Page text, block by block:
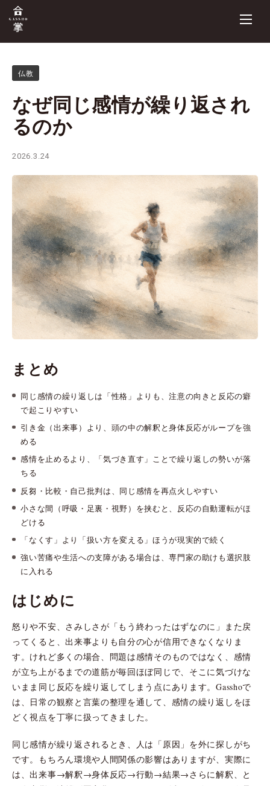
仏教
なぜ同じ感情が繰り返され
るのか
2026.3.24
まとめ
同じ感情の繰り返しは「性格」よりも、注意の向きと反応の癖
で起こりやすい
引き金（出来事）より、頭の中の解釈と身体反応がループを強
める
感情を止めるより、「気づき直す」ことで繰り返しの勢いが落
ちる
反芻・比較・自己批判は、同じ感情を再点火しやすい
小さな間（呼吸・足裏・視野）を挟むと、反応の自動運転がほ
どける
「なくす」より「扱い方を変える」ほうが現実的で続く
強い苦痛や生活への支障がある場合は、専門家の助けも選択肢
に入れる
はじめに
怒りや不安、さみしさが「もう終わったはずなのに」また戻
ってくると、出来事よりも自分の心が信用できなくなりま
す。けれど多くの場合、問題は感情そのものではなく、感情
が立ち上がるまでの道筋が毎回ほぼ同じで、そこに気づけな
いまま同じ反応を繰り返してしまう点にあります。Gasshoで
は、日常の観察と言葉の整理を通して、感情の繰り返しをほ
どく視点を丁寧に扱ってきました。
同じ感情が繰り返されるとき、人は「原因」を外に探しがち
です。もちろん環境や人間関係の影響はありますが、実際に
は、出来事→解釈→身体反応→行動→結果→さらに解釈、と